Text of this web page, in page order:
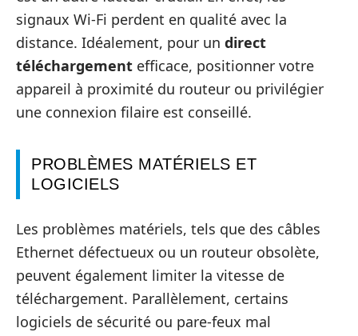
signaux Wi-Fi perdent en qualité avec la
distance. Idéalement, pour un direct
téléchargement efficace, positionner votre
appareil à proximité du routeur ou privilégier
une connexion filaire est conseillé.
PROBLÈMES MATÉRIELS ET
LOGICIELS
Les problèmes matériels, tels que des câbles
Ethernet défectueux ou un routeur obsolète,
peuvent également limiter la vitesse de
téléchargement. Parallèlement, certains
logiciels de sécurité ou pare-feux mal